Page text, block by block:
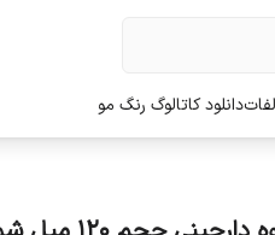
دانلود کاتالوگ رنگ مو